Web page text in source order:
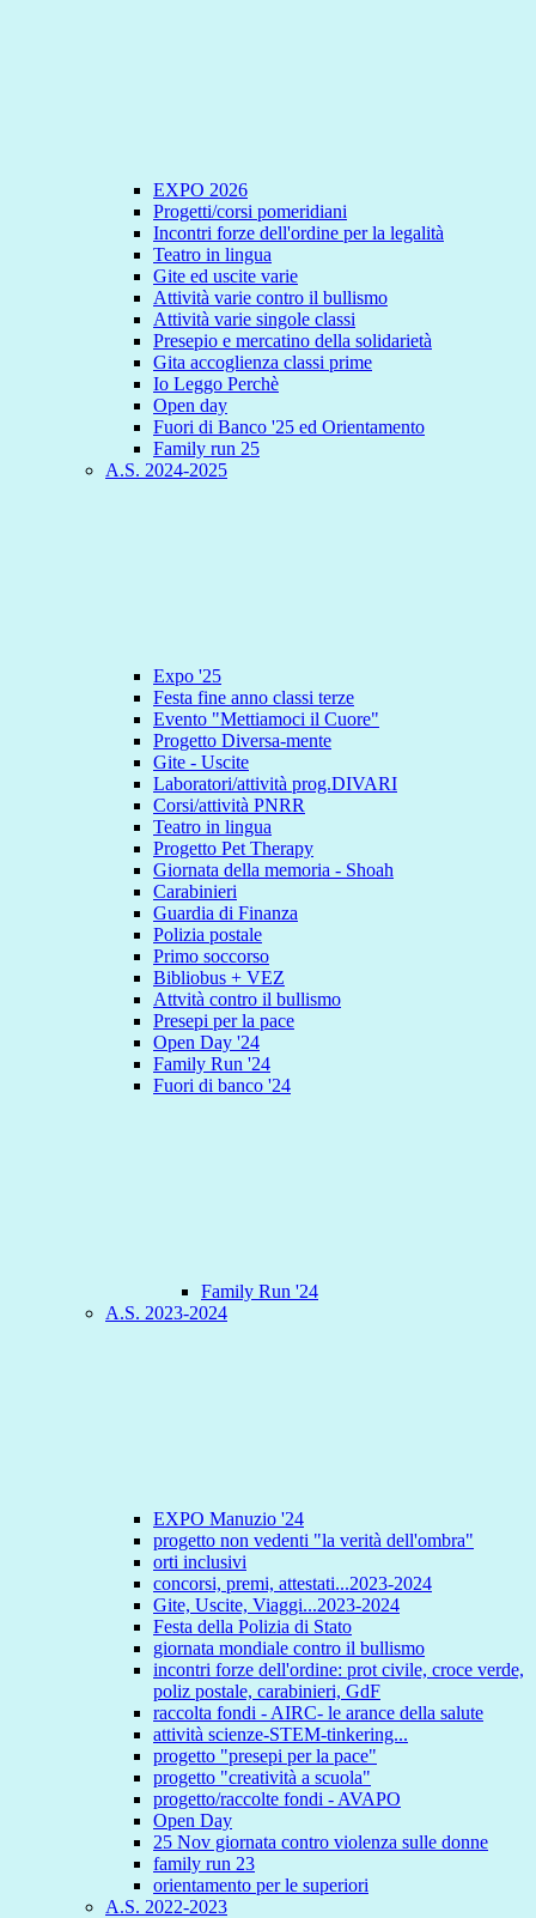
EXPO 2026
Progetti/corsi pomeridiani
Incontri forze dell'ordine per la legalità
Teatro in lingua
Gite ed uscite varie
Attività varie contro il bullismo
Attività varie singole classi
Presepio e mercatino della solidarietà
Gita accoglienza classi prime
Io Leggo Perchè
Open day
Fuori di Banco '25 ed Orientamento
Family run 25
A.S. 2024-2025
Expo '25
Festa fine anno classi terze
Evento "Mettiamoci il Cuore"
Progetto Diversa-mente
Gite - Uscite
Laboratori/attività prog.DIVARI
Corsi/attività PNRR
Teatro in lingua
Progetto Pet Therapy
Giornata della memoria - Shoah
Carabinieri
Guardia di Finanza
Polizia postale
Primo soccorso
Bibliobus + VEZ
Attvità contro il bullismo
Presepi per la pace
Open Day '24
Family Run '24
Fuori di banco '24
Family Run '24
A.S. 2023-2024
EXPO Manuzio '24
progetto non vedenti "la verità dell'ombra"
orti inclusivi
concorsi, premi, attestati...2023-2024
Gite, Uscite, Viaggi...2023-2024
Festa della Polizia di Stato
giornata mondiale contro il bullismo
incontri forze dell'ordine: prot civile, croce verde,
poliz postale, carabinieri, GdF
raccolta fondi - AIRC- le arance della salute
attività scienze-STEM-tinkering...
progetto "presepi per la pace"
progetto "creatività a scuola"
progetto/raccolte fondi - AVAPO
Open Day
25 Nov giornata contro violenza sulle donne
family run 23
orientamento per le superiori
A.S. 2022-2023